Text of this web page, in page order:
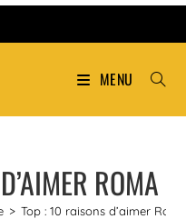
MENU
ROMA
> Top : 10 raisons d’aimer